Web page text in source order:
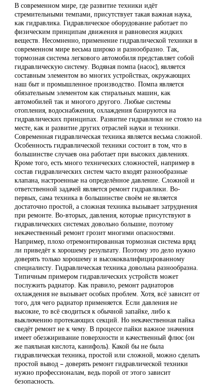
В современном мире, где развитие техники идёт
стремительными темпами, присутствует такая важная наука,
как гидравлика. Гидравлическое оборудование работает по
физическим принципам движения и равновесия жидких
веществ. Несомненно, применение гидравлической техники в
современном мире весьма широко и разнообразно. Так,
тормозная система легкового автомобиля представляет собой
гидравлическую систему. Водяная помпа (насос), является
составным элементом во многих устройствах, окружающих
наш быт и промышленное производство. Помпа является
обязательным элементом как стиральных машин, как
автомобилей так и многого другого. Любые системы
отопления, водоснабжения, охлаждения базируются на
гидравлических принципах. Развитие гидравлики не стояло на
месте, как и развитие других отраслей науки и техники.
Современная гидравлическая техника является весьма сложной.
Особенность гидравлической техники состоит в том, что в
большинстве случаев она работает при высоких давлениях.
Кроме того, есть много технических сложностей, например в
состав гидравлических систем часто входят разнообразные
клапана, настроенные на определённое давление. Сложной и
ответственной задачей является ремонт гидравлики. Во-
первых, сама техника в большинстве своём не является
достаточно простой, а сложная техника вызывает затруднения
при ремонте. Во-вторых, давления, которые присутствуют в
гидравлических системах довольно большие, поэтому
некачественный ремонт грозит многими опасностями.
Например, плохо отремонтированная тормозная система вряд
ли приведёт к хорошему результату. Поэтому это дело нужно
доверять только хорошему и высококвалифицированному
специалисту. Гидравлическая техника довольна разнообразна.
Типичным примером гидравлических устройств может
послужить радиатор. Как правило, ремонт радиаторов
охлаждения не вызывает особых проблем. Хотя, всё зависит от
того, для чего радиатор применяется. Если давления не
высокие, то всё сводиться к обычной запайке, либо к
выключению протекающих секций. Но некачественная пайка
сведёт ремонт не к чему. В процессе пайки важное значения
имеет обезжиривание поверхности и качественный флюс (он
же паяльная кислота, канифоль). Какой бы не была
гидравлическая техника, простой или сложной, можно сделать
простой вывод – доверять ремонт гидравлической техники
нужно профессионалам, ведь порой от этого зависит
безопасность.